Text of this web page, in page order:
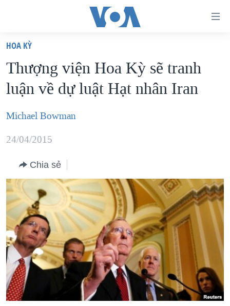
truy
cập
Tới
dung
chính
hướng
chính
Đi
tới
"Tìm"
VIỆT NAM
HOA KỲ
BIỂN ĐÔNG
DIỄN ĐÀN
MỤC
TỰ DO BÁO CHÍ
VẠCH TRẦN TIN GIẢ
NGƯỜI VIỆT HẢI NGOẠI
ĐỜI SỐNG
KINH TẾ
KHOA HỌC
CHUYÊN ĐỀ
CHIẾN TRANH THƯƠNG MẠI CỦA MỸ: QUÁ KHỨ VÀ HIỆN
TẠI
HÀNH TRÌNH BẦU CỬ 2024
MỘT NĂM CHIẾN TRANH TẠI DẢI GAZA
GIẢI MÃ VÀNH ĐAI & CON ĐƯỜNG
HỌC TIẾNG ANH
VIDEO
NGHE
MẠNG XÃ HỘI
HOA KỲ
Thượng viện Hoa Kỳ sẽ tranh
luận về dự luật Hạt nhân Iran
Michael Bowman
24/04/2015
Chia sẻ